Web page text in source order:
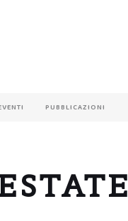
PUBBLICAZIONI